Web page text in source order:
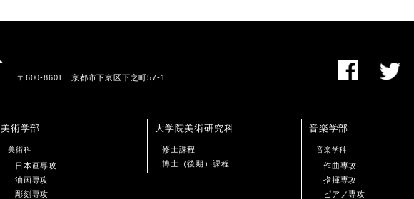
〒600-8601 京都市下京区下之町57-1
美術学部
美術科
日本画専攻
油画専攻
彫刻専攻
大学院美術研究科
修士課程
博士（後期）課程
音楽学部
音楽学科
作曲専攻
指揮専攻
ピアノ専攻